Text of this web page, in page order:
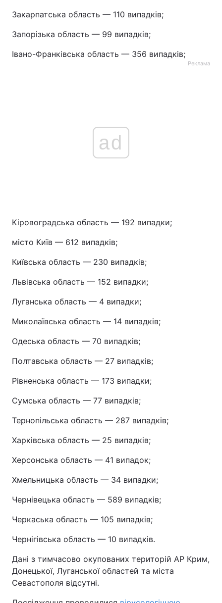
Закарпатська область — 110 випадків;
Запорізька область — 99 випадків;
Івано-Франківська область — 356 випадків;
Реклама
ad
Кіровоградська область — 192 випадки;
місто Київ — 612 випадків;
Київська область — 230 випадків;
Львівська область — 152 випадки;
Луганська область — 4 випадки;
Миколаївська область — 14 випадків;
Одеська область — 70 випадків;
Полтавська область — 27 випадків;
Рівненська область — 173 випадки;
Сумська область — 77 випадків;
Тернопільська область — 287 випадків;
Харківська область — 25 випадків;
Херсонська область — 41 випадок;
Хмельницька область — 34 випадки;
Чернівецька область — 589 випадків;
Черкаська область — 105 випадків;
Чернігівська область — 10 випадків.
Дані з тимчасово окупованих територій АР Крим,
Донецької, Луганської областей та міста
Севастополя відсутні.